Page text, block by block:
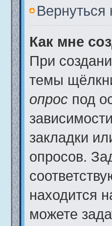
Вернуться
Как мне
При
темы
опрос под
закладки
опросов.
находится
можете